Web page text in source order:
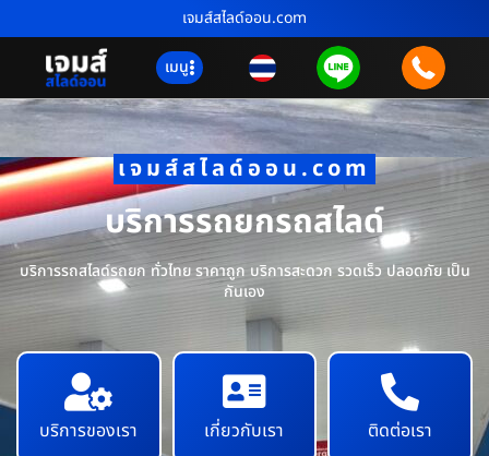
เจมส์สไลด์ออน.com
เมนู
เจมส์สไลด์ออน.com
บริการรถยกรถสไลด์
บริการรถสไลด์รถยก ทั่วไทย ราคาถูก บริการสะดวก รวดเร็ว ปลอดภัย เป็น
กันเอง
บริการของเรา เกี่ยวกับเรา ติดต่อเรา